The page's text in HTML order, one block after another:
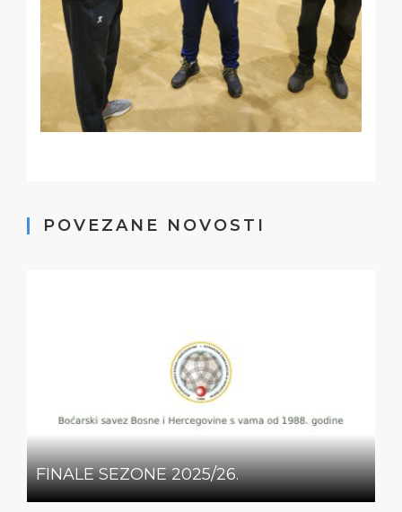
POVEZANE NOVOSTI
FINALE SEZONE 2025/26.